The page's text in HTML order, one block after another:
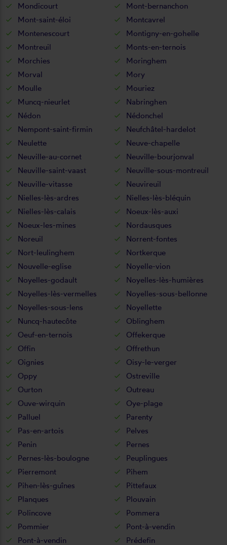
Mondicourt
Mont-bernanchon
Mont-saint-éloi
Montcavrel
Montenescourt
Montigny-en-gohelle
Montreuil
Monts-en-ternois
Morchies
Moringhem
Morval
Mory
Moulle
Mouriez
Muncq-nieurlet
Nabringhen
Nédon
Nédonchel
Nempont-saint-firmin
Neufchâtel-hardelot
Neulette
Neuve-chapelle
Neuville-au-cornet
Neuville-bourjonval
Neuville-saint-vaast
Neuville-sous-montreuil
Neuville-vitasse
Neuvireuil
Nielles-lès-ardres
Nielles-lès-bléquin
Nielles-lès-calais
Noeux-lès-auxi
Noeux-les-mines
Nordausques
Noreuil
Norrent-fontes
Nort-leulinghem
Nortkerque
Nouvelle-eglise
Noyelle-vion
Noyelles-godault
Noyelles-lès-humières
Noyelles-lès-vermelles
Noyelles-sous-bellonne
Noyelles-sous-lens
Noyellette
Nuncq-hautecôte
Oblinghem
Oeuf-en-ternois
Offekerque
Offin
Offrethun
Oignies
Oisy-le-verger
Oppy
Ostreville
Ourton
Outreau
Ouve-wirquin
Oye-plage
Palluel
Parenty
Pas-en-artois
Pelves
Penin
Pernes
Pernes-lès-boulogne
Peuplingues
Pierremont
Pihem
Pihen-lès-guînes
Pittefaux
Planques
Plouvain
Polincove
Pommera
Pommier
Pont-à-vendin
Pont-à-vendin
Prédefin